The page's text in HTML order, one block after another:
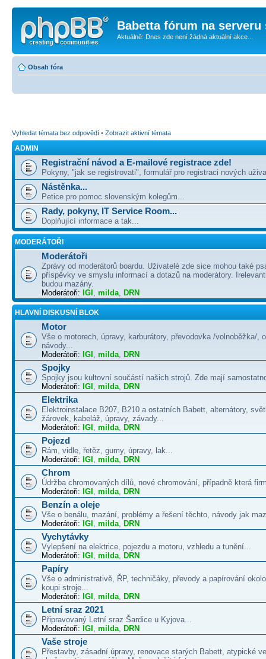
Babetta fórum na serveru
Aktuálně: Dnes zde není žádná aktuální akce...
Obsah fóra
Vyhledat témata bez odpovědí • Zobrazit aktivní témata
ADMIN
Registrační návod a E-mailové registrace zde!
Pokyny, "jak se registrovati", formulář pro registraci nových
Nástěnka...
Petice pro pomoc slovenským kolegům...
Rady, pokyny, IT Service Room...
Doplňující informace a tak...
MODERÁTOŘI
Moderátoři
Zprávy od moderátorů boardu. Uživatelé zde sice mohou také
příspěvky ve smyslu informací a dotazů na moderátory.
budou mazány.
Moderátoři: IGI , milda, DRN
HLAVNÍ DISKUSNÍ BLOK
Motor
Vše o motorech, úpravy, karburátory, převodovka /volnoběžka/,
návody...
Moderátoři: IGI , milda, DRN
Spojky
Spojky jsou kultovní součástí našich strojů. Zde mají
Moderátoři: IGI , milda, DRN
Elektrika
Elektroinstalace B207, B210 a ostatních Babett, alternátory,
žárovek, kabeláž, úpravy, závady...
Moderátoři: IGI , milda, DRN
Pojezd
Rám, vidle, řetěz, gumy, úpravy, lak...
Moderátoři: IGI , milda, DRN
Chrom
Údržba chromovaných dílů, nové chromování, případně která
Moderátoři: IGI , milda, DRN
Benzín a oleje
Vše o benálu, mazání, problémy a řešení těchto, návody jak
Moderátoři: IGI , milda, DRN
Vychytávky
Vylepšení na elektrice, pojezdu a motoru, vzhledu a tunění...
Moderátoři: IGI , milda, DRN
Papíry
Vše o administrativě, ŘP, techničáky, převody a papírování
koupi stroje...
Moderátoři: IGI , milda, DRN
Letní sraz 2021
Připravovaný Letní sraz Šardice u Kyjova...
Moderátoři: IGI , milda, DRN
Vaše stroje
Přestavby, zásadní úpravy, renovace starých Babett, atypické